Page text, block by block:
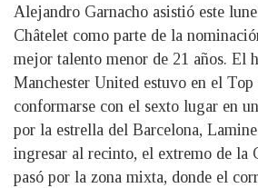
Alejandro Garnacho asistió este
Châtelet como parte de la
mejor talento menor de 21 años. El
Manchester United estuvo en el
conformarse con el sexto lugar en
por la estrella del Barcelona,
ingresar al recinto, el extremo de la
pasó por la zona mixta, donde el